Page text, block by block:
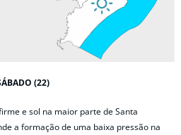
(22)
e sol na maior parte de Santa
a formação de uma baixa pressão na